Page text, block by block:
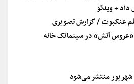
+ ویدئو
عنکبوت / گزارش تصویری
آتش» در سینماتک خانه